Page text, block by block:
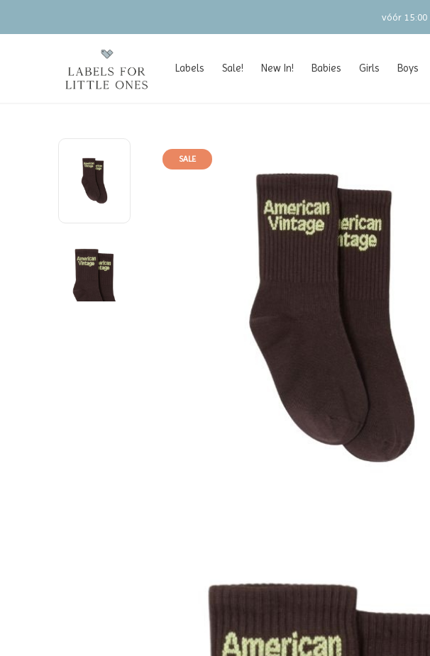
Labels Sale! New In! Babies Girls Boys
vóór 15:00
SALE